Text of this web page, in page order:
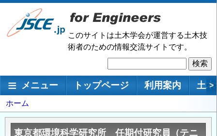
メ
ン
移
このサイトは土木学会が運営する土木技
術者のための情報交流サイトです。
索
メインナビゲーション
メニュー トップページ 利用案内 土 >
パ
ン
く
ホーム
東京都環境科学研究所 任期付研究員（テニ